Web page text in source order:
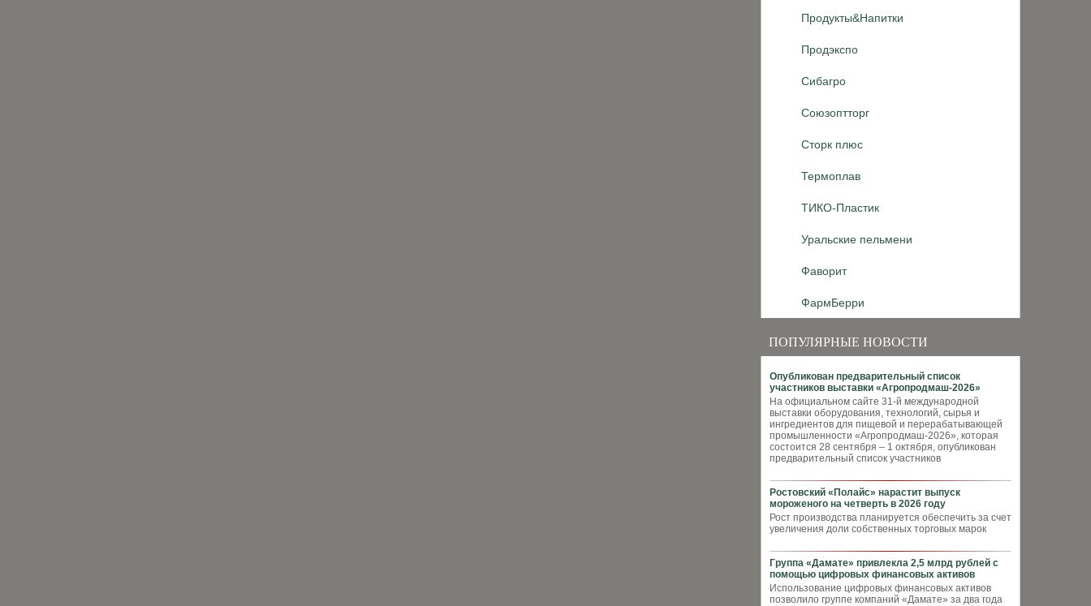
Продукты&Напитки
Продэкспо
Сибагро
Союзоптторг
Сторк плюс
Термоплав
ТИКО-Пластик
Уральские пельмени
Фаворит
ФармБерри
ПОПУЛЯРНЫЕ НОВОСТИ
Опубликован предварительный список
участников выставки «Агропродмаш-2026»
На официальном сайте 31-й международной
выставки оборудования, технологий, сырья и
ингредиентов для пищевой и перерабатывающей
промышленности «Агропродмаш-2026», которая
состоится 28 сентября – 1 октября, опубликован
предварительный список участников
Ростовский «Полайс» нарастит выпуск
мороженого на четверть в 2026 году
Рост производства планируется обеспечить за счет
увеличения доли собственных торговых марок
Группа «Дамате» привлекла 2,5 млрд рублей с
помощью цифровых финансовых активов
Использование цифровых финансовых активов
позволило группе компаний «Дамате» за два года